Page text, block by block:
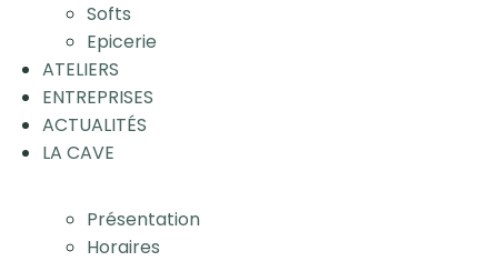
Softs
Epicerie
ATELIERS
ENTREPRISES
ACTUALITÉS
LA CAVE
Présentation
Horaires